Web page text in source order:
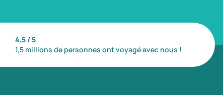
4,5 / 5
1,5 millions de personnes ont voyagé avec nous !